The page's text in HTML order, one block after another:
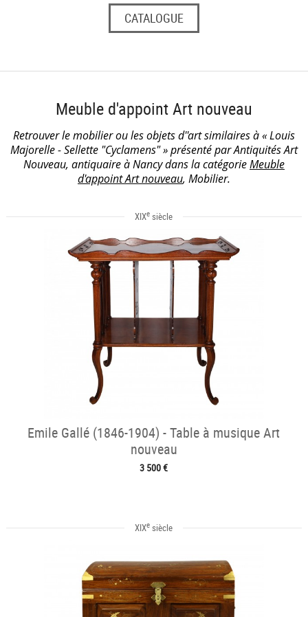
CATALOGUE
Meuble d'appoint Art nouveau
Retrouver le mobilier ou les objets d''art similaires à « Louis
Majorelle - Sellette "Cyclamens" » présenté par Antiquités Art
Nouveau, antiquaire à Nancy dans la catégorieMeuble
d'appoint Art nouveau, Mobilier.
XIXe siècle
Emile Gallé (1846-1904) - Table à musique Art
nouveau
3 500 €
XIXe siècle